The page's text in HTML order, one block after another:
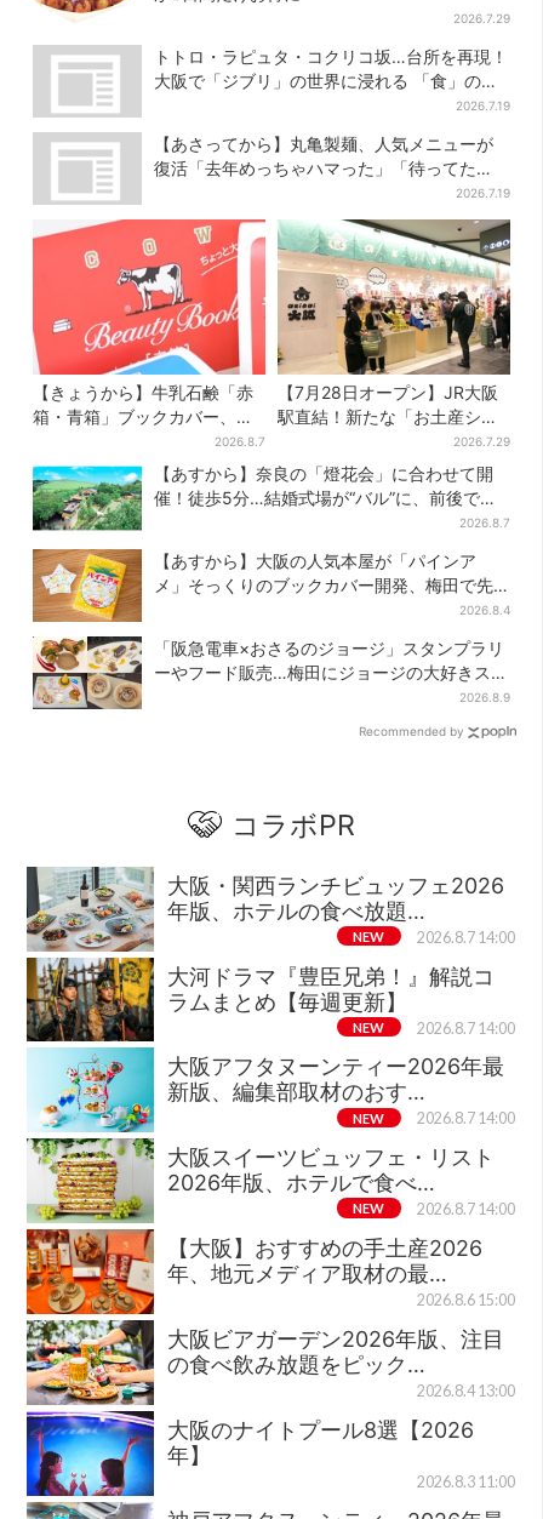
2026.7.29
トトロ・ラピュタ・コクリコ坂…台所を再現！
大阪で「ジブリ」の世界に浸れる 「食」の展
2026.7.19
【あさってから】丸亀製麺、人気メニューが
復活「去年めっちゃハマった」「待ってた
2026.7.19
【きょうから】牛乳石鹸「赤
箱・青箱」ブックカバー、大
阪で無料配布！ 先着1000名
に「牛のカード」も
2026.8.7
【7月28日オープン】JR大阪
駅直結！新たな「お土産ショ
ップ」、銘菓バラ売りで地元
民の“おやつ調達”にも
2026.7.29
【あすから】奈良の「燈花会」に合わせて開
催！徒歩5分…結婚式場が“バル”に、前後で食
2026.8.7
【あすから】大阪の人気本屋が「パインア
メ」そっくりのブックカバー開発、梅田で先
2026.8.4
「阪急電車×おさるのジョージ」スタンプラリ
ーやフード販売…梅田にジョージの大好きスイ
2026.8.9
Recommended by
コラボPR
大阪・関西ランチビュッフェ2026
年版、ホテルの食べ放題…
NEW 2026.8.7 14:00
大河ドラマ『豊臣兄弟！』解説コ
ラムまとめ【毎週更新】
NEW 2026.8.7 14:00
大阪アフタヌーンティー2026年最
新版、編集部取材のおす…
NEW 2026.8.7 14:00
大阪スイーツビュッフェ・リスト
2026年版、ホテルで食べ…
NEW 2026.8.7 14:00
【大阪】おすすめの手土産2026
年、地元メディア取材の最…
2026.8.6 15:00
大阪ビアガーデン2026年版、注目
の食べ飲み放題をピック…
2026.8.4 13:00
大阪のナイトプール8選【2026
年】
2026.8.3 11:00